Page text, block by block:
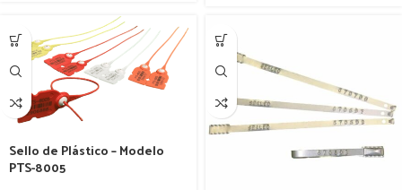
Sello de Plástico – Modelo
PTS-8005